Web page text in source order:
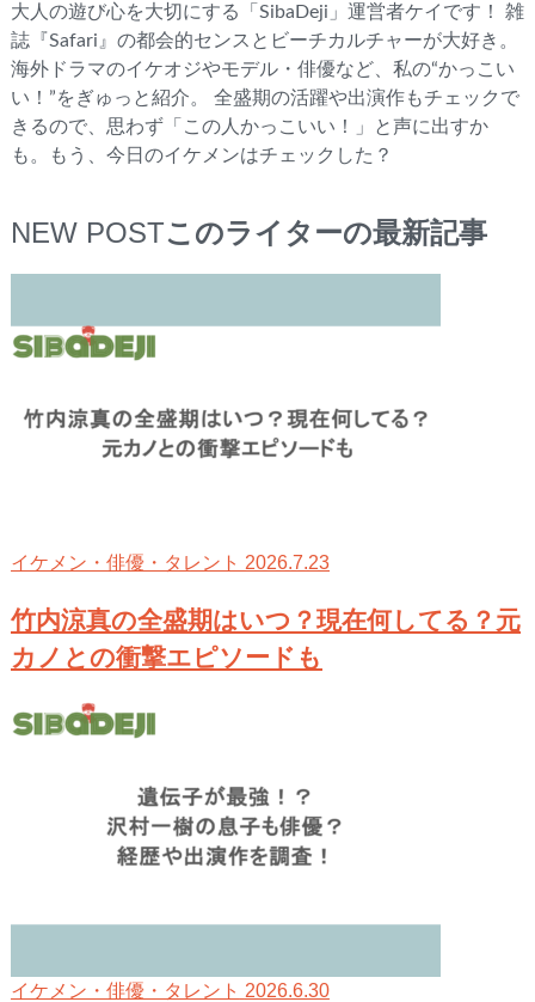
大人の遊び心を大切にする「SibaDeji」運営者ケイです！ 雑
誌『Safari』の都会的センスとビーチカルチャーが大好き。
海外ドラマのイケオジやモデル・俳優など、私の“かっこい
い！”をぎゅっと紹介。 全盛期の活躍や出演作もチェックで
きるので、思わず「この人かっこいい！」と声に出すか
も。もう、今日のイケメンはチェックした？
NEW POSTこのライターの最新記事
イケメン・俳優・タレント 2026.7.23
竹内涼真の全盛期はいつ？現在何してる？元
カノとの衝撃エピソードも
イケメン・俳優・タレント 2026.6.30